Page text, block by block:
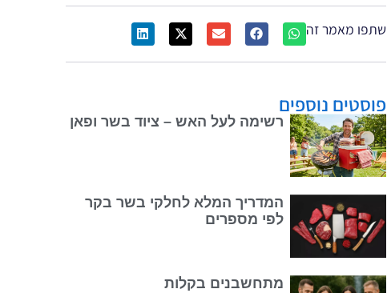
שתפו מאמר זה
פוסטים נוספים
רשימה לעל האש – ציוד בשר ופאן
המדריך המלא לחלקי בשר בקר
לפי מספרים
מתחשבנים בקלות